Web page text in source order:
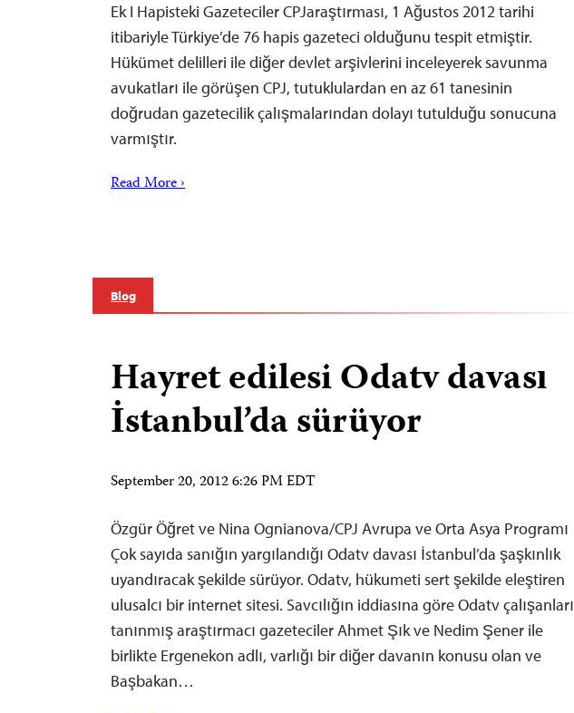
Ek I Hapisteki Gazeteciler CPJaraştırması, 1 Ağustos 2012 tarihi
itibariyle Türkiye’de 76 hapis gazeteci olduğunu tespit etmiştir.
Hükümet delilleri ile diğer devlet arşivlerini inceleyerek savunma
avukatları ile görüşen CPJ, tutuklulardan en az 61 tanesinin
doğrudan gazetecilik çalışmalarından dolayı tutulduğu sonucuna
varmıştır.
Read More ›
Blog
Hayret edilesi Odatv davası
İstanbul’da sürüyor
September 20, 2012 6:26 PM EDT
Özgür Öğret ve Nina Ognianova/CPJ Avrupa ve Orta Asya Programı
Çok sayıda sanığın yargılandığı Odatv davası İstanbul’da şaşkınlık
uyandıracak şekilde sürüyor. Odatv, hükumeti sert şekilde eleştiren
ulusalcı bir internet sitesi. Savcılığın iddiasına göre Odatv çalışanları
tanınmış araştırmacı gazeteciler Ahmet Şık ve Nedim Şener ile
birlikte Ergenekon adlı, varlığı bir diğer davanın konusu olan ve
Başbakan…